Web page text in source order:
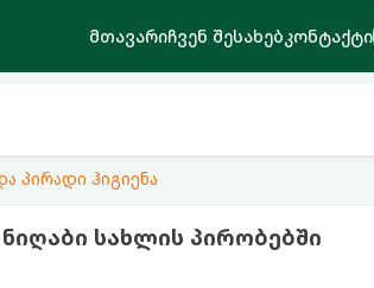
მთავარიჩვენ შესახებკონტაქტი
პირადი ჰიგიენა
სახლის პირობებში